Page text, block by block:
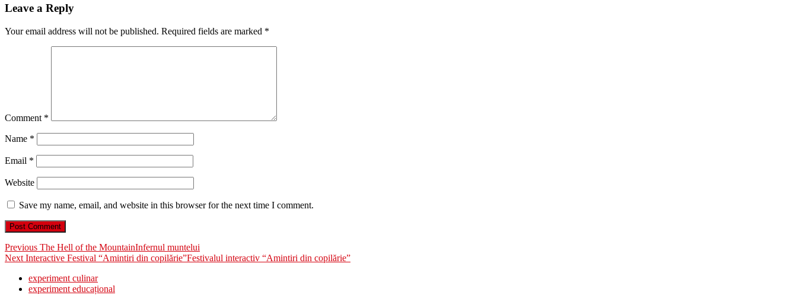
Leave a Reply
Your email address will not be published. Required fields are marked *
Comment *
Name *
Email *
Website
Save my name, email, and website in this browser for the next time I comment.
Post
navigation
Previous Previous
post:
The Hell of the MountainInfernul muntelui
Next Next
Interactive Festival “Amintiri din copilărie”Festivalul interactiv “Amintiri din copilărie”
experiment culinar
experiment educațional